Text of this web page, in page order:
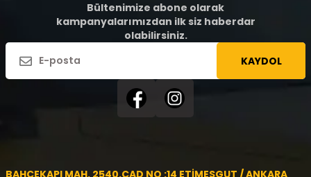
Bültenimize abone olarak
kampanyalarımızdan ilk siz haberdar
olabilirsiniz.
KAYDOL
BAHÇEKAPI MAH. 2540.CAD NO :14 ETİMESGUT / ANKARA